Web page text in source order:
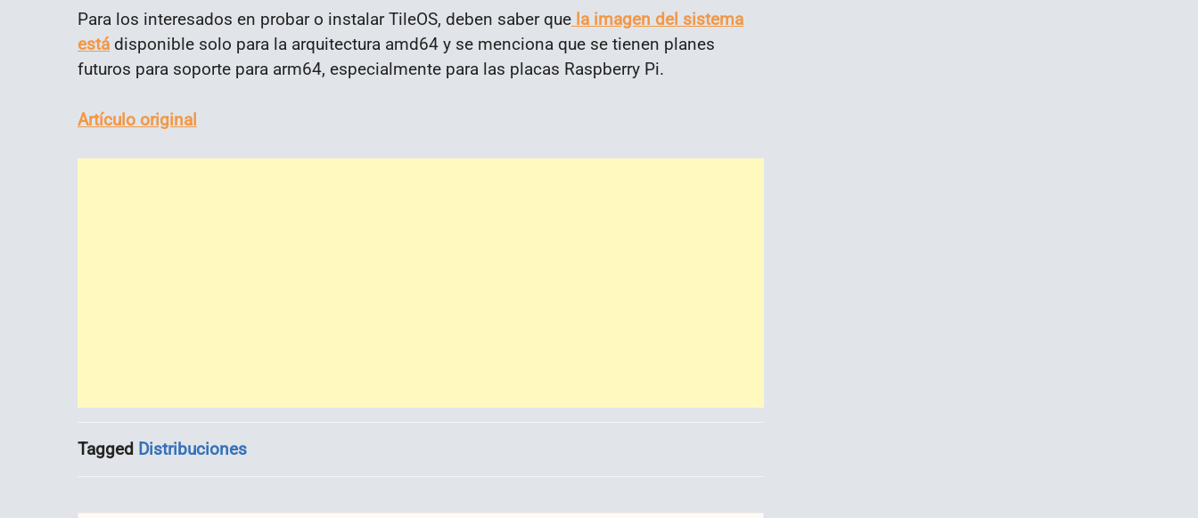
Para los interesados en probar o instalar TileOS, deben saber que la imagen del sistema
está disponible solo para la arquitectura amd64 y se menciona que se tienen planes
futuros para soporte para arm64, especialmente para las placas Raspberry Pi.
Artículo original
Tagged Distribuciones